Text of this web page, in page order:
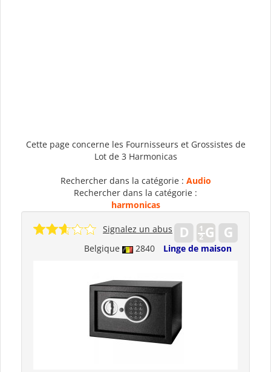
Cette page concerne les Fournisseurs et Grossistes de
Lot de 3 Harmonicas
Rechercher dans la catégorie : Audio
Rechercher dans la catégorie :
harmonicas
Belgique 2840 Linge de maison
Signalez un abus